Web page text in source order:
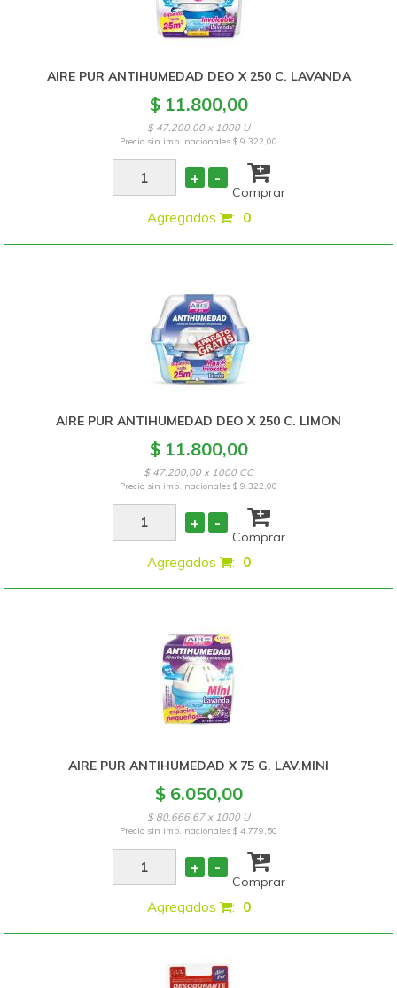
AIRE PUR ANTIHUMEDAD DEO X 250 C. LAVANDA
$ 11.800,00
$ 47.200,00 x 1000 U
Precio sin imp. nacionales$ 9.322,00
+ -
Comprar
Agregados : 0
AIRE PUR ANTIHUMEDAD DEO X 250 C. LIMON
$ 11.800,00
$ 47.200,00 x 1000 CC
Precio sin imp. nacionales$ 9.322,00
+ -
Comprar
Agregados : 0
AIRE PUR ANTIHUMEDAD X 75 G. LAV.MINI
$ 6.050,00
$ 80.666,67 x 1000 U
Precio sin imp. nacionales$ 4.779,50
+ -
Comprar
Agregados : 0